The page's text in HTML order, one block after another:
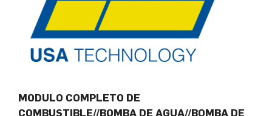
MODULO COMPLETO DE
COMBUSTIBLE//BOMBA DE AGUA//BOMBA DE